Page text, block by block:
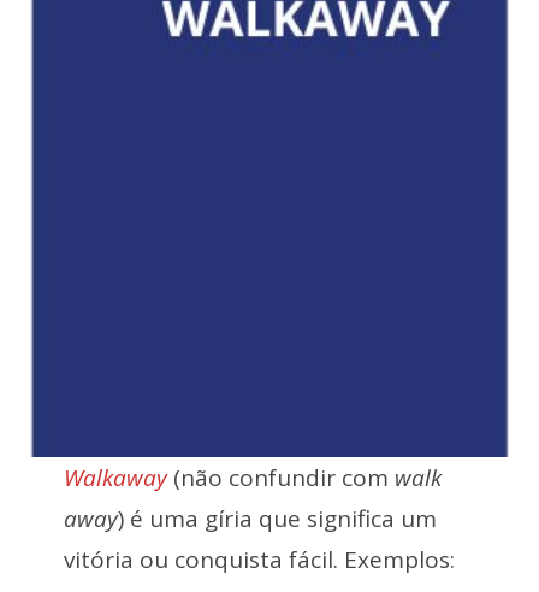
Walkaway(não confundir com walk
away) é uma gíria que significa um
vitória ou conquista fácil. Exemplos: